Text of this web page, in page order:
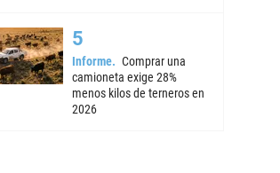
Informe
Comprar una
camioneta exige 28%
menos kilos de terneros en
2026